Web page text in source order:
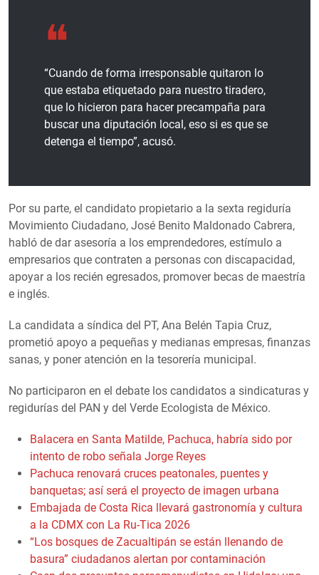
“Cuando de forma irresponsable quitaron lo
que estaba etiquetado para nuestro tiradero,
que lo hicieron para hacer precampaña para
buscar una diputación local, eso si es que se
detenga el tiempo”, acusó.
Por su parte, el candidato propietario a la sexta regiduría
Movimiento Ciudadano, José Benito Maldonado Cabrera,
habló de dar asesoría a los emprendedores, estímulo a
empresarios que contraten a personas con discapacidad,
apoyar a los recién egresados, promover becas de maestría
e inglés.
La candidata a síndica del PT, Ana Belén Tapia Cruz,
prometió apoyo a pequeñas y medianas empresas, finanzas
sanas, y poner atención en la tesorería municipal.
No participaron en el debate los candidatos a sindicaturas y
regidurías del PAN y del Verde Ecologista de México.
Balacera en Santa Matilde, Pachuca, habría sido por
intento de robo señala Jorge Reyes
Pachuca renovará cruces peatonales, puentes y
banquetas; así será el proyecto de imagen urbana
Embajada de Costa Rica llevará gastronomía y cultura
a la CDMX con La Ru-Tica 2026
“Los bosques de Zacualtipán se están llenando de
basura” ciudadanos alertan por contaminación